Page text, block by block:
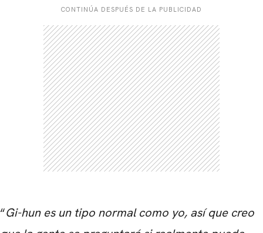
CONTINÚA DESPUÉS DE LA PUBLICIDAD
“Gi-hun es un tipo normal como yo, así que creo